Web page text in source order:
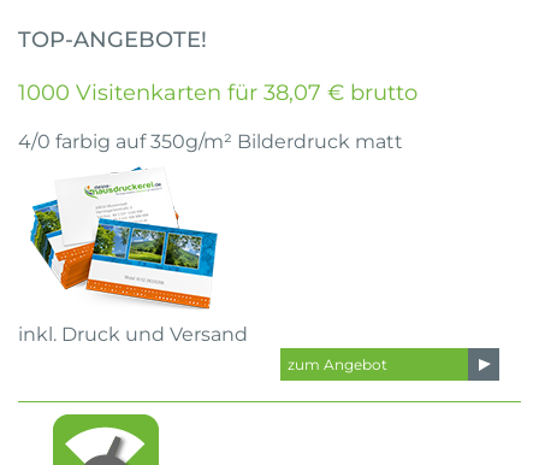
TOP-ANGEBOTE!
1000 Visitenkarten für 38,07 € brutto
4/0 farbig auf 350g/m² Bilderdruck matt
inkl. Druck und Versand
zum Angebot